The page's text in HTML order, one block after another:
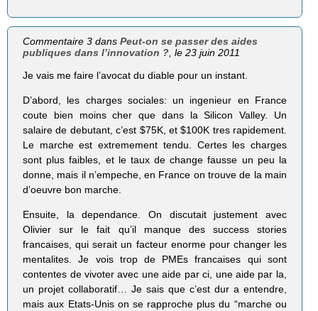
Commentaire 3 dansPeut-on se passer des aides
publiques dans l’innovation ? , le 23 juin 2011
Je vais me faire l’avocat du diable pour un instant.
D’abord, les charges sociales: un ingenieur en France
coute bien moins cher que dans la Silicon Valley. Un
salaire de debutant, c’est $75K, et $100K tres rapidement.
Le marche est extremement tendu. Certes les charges
sont plus faibles, et le taux de change fausse un peu la
donne, mais il n’empeche, en France on trouve de la main
d’oeuvre bon marche.
Ensuite, la dependance. On discutait justement avec
Olivier sur le fait qu’il manque des success stories
francaises, qui serait un facteur enorme pour changer les
mentalites. Je vois trop de PMEs francaises qui sont
contentes de vivoter avec une aide par ci, une aide par la,
un projet collaboratif… Je sais que c’est dur a entendre,
mais aux Etats-Unis on se rapproche plus du “marche ou